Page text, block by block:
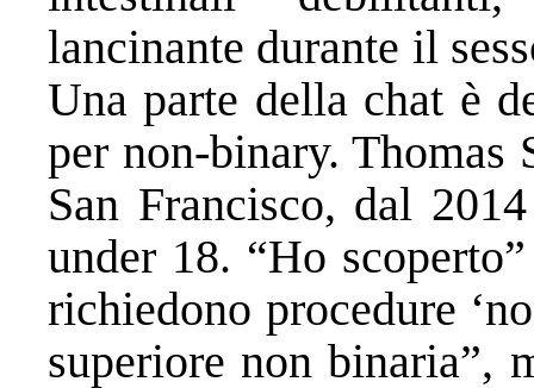
lancinante durante il
Una parte della chat è
per non-binary. Thomas
San Francisco, dal
under 18. “Ho
richiedono procedure
superiore non binaria”,